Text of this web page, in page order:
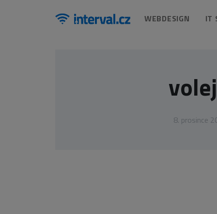
WEBDESIGN IT
8. prosince